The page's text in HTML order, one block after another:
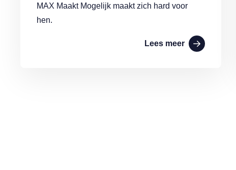
MAX Maakt Mogelijk maakt zich hard voor
hen.
Lees meer